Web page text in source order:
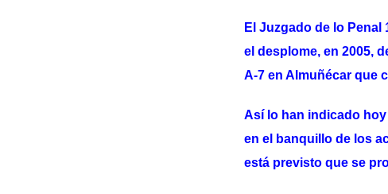
El Juzgado de lo
el desplome, en 2005,
A-7 en Almuñécar que
Así lo han indicado
en el banquillo de los
está previsto que se